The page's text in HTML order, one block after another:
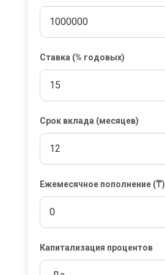
Ставка (% годовых)
Срок вклада (месяцев)
Ежемесячное пополнение (₸)
Капитализация процентов